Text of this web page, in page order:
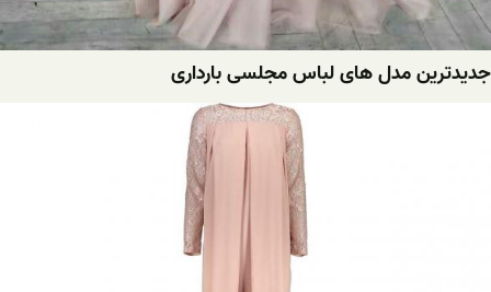
جدیدترین مدل های لباس مجلسی بارداری